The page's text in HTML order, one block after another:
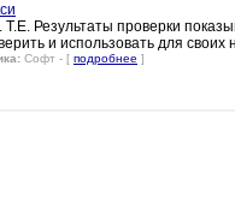
Результаты проверки
и использовать для своих
Софт - [ подробнее ]